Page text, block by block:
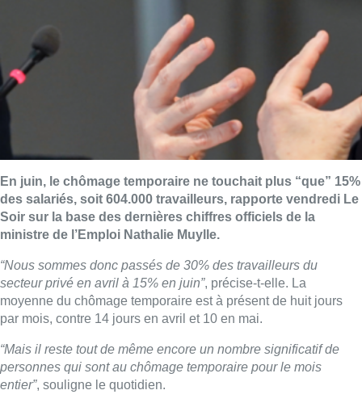
En juin, le chômage temporaire ne touchait plus “que” 15%
des salariés, soit 604.000 travailleurs, rapporte vendredi Le
Soir sur la base des dernières chiffres officiels de la
ministre de l’Emploi Nathalie Muylle.
“Nous sommes donc passés de 30% des travailleurs du
secteur privé en avril à 15% en juin”, précise-t-elle. La
moyenne du chômage temporaire est à présent de huit jours
par mois, contre 14 jours en avril et 10 en mai.
“Mais il reste tout de même encore un nombre significatif de
personnes qui sont au chômage temporaire pour le mois
entier”, souligne le quotidien.